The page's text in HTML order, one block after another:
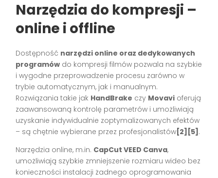
Narzędzia do kompresji –
online i offline
Dostępność narzędzi online oraz dedykowanych
programów do kompresji filmów pozwala na szybkie
i wygodne przeprowadzenie procesu zarówno w
trybie automatycznym, jak i manualnym.
Rozwiązania takie jak HandBrake czy Movavi oferują
zaawansowaną kontrolę parametrów i umożliwiają
uzyskanie indywidualnie zoptymalizowanych efektów
– są chętnie wybierane przez profesjonalistów [2][5] .
Narzędzia online, m.in. CapCut VEED Canva,
umożliwiają szybkie zmniejszenie rozmiaru wideo bez
konieczności instalacji żadnego oprogramowania